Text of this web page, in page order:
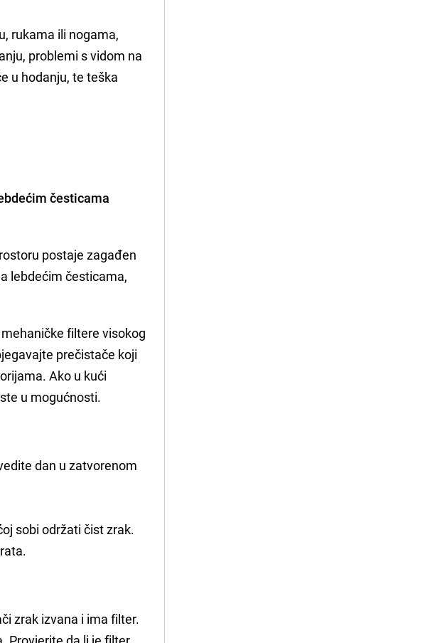
rukama ili nogama,
problemi s vidom na
u hodanju, te teška
česticama
postaje zagađen
lebdećim česticama,
filtere visokog
prečistače koji
Ako u kući
u mogućnosti.
dan u zatvorenom
sobi održati čist zrak.
zrak izvana i ima filter.